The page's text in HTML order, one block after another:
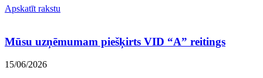
Apskatīt rakstu
Mūsu uzņēmumam piešķirts VID “A” reitings
15/06/2026